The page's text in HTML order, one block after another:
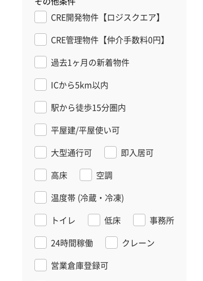
CRE開発物件【ロジスクエア】
CRE管理物件【仲介手数料0円】
過去1ヶ月の新着物件
ICから5km以内
駅から徒歩15分圏内
平屋建/平屋使い可
大型通行可
即入居可
高床
空調
温度帯 (冷蔵・冷凍)
トイレ
低床
事務所
24時間稼働
クレーン
営業倉庫登録可